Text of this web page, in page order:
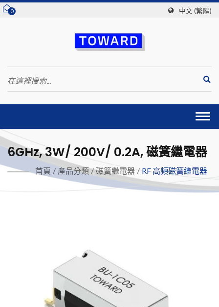
0 中文 (繁體)
6GHz, 3W/ 200V/ 0.2A, 磁簧繼電器
首頁 / 產品分類 / 磁簧繼電器 / RF 高頻磁簧繼電器